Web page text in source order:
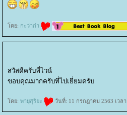
ดย: กะว่าก๋า
สวัสดีครับพี่ไวน์
ขอบคุณมากครับที่ไปเยี่ยมครับ
ดย: พายุสุริยะ วันที่: 11 กรกฎาคม 2563 เวลา